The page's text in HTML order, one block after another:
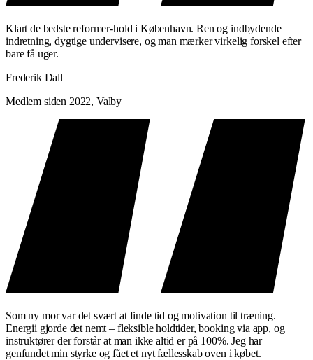
Klart de bedste reformer-hold i København. Ren og indbydende
indretning, dygtige undervisere, og man mærker virkelig forskel efter
bare få uger.
Frederik Dall
Medlem siden 2022, Valby
Som ny mor var det svært at finde tid og motivation til træning.
Energii gjorde det nemt – fleksible holdtider, booking via app, og
instruktører der forstår at man ikke altid er på 100%. Jeg har
genfundet min styrke og fået et nyt fællesskab oven i købet.